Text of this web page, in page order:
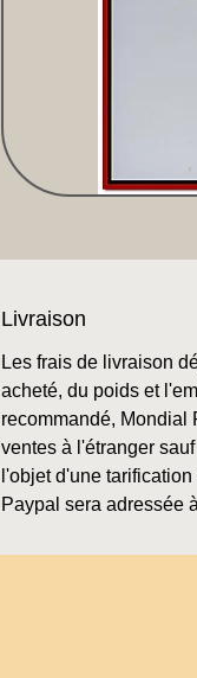
Livraison
Les frais de livraison
acheté, du poids et
recommandé, Mondial
ventes à l'étranger
l'objet d'une
Paypal sera adressée